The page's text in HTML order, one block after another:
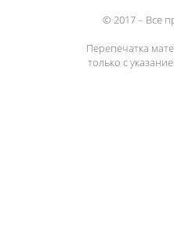
© 2017 – Все
Перепечатка
только с